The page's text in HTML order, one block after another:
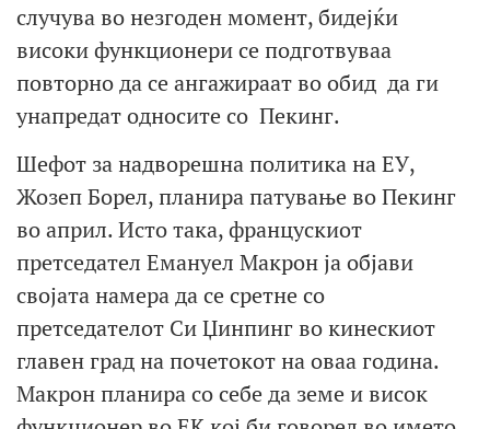
случува во незгоден момент, бидејќи
високи функционери се подготвуваа
повторно да се ангажираат во обид да ги
унапредат односите со Пекинг.
Шефот за надворешна политика на ЕУ,
Жозеп Борел, планира патување во Пекинг
во април. Исто така, францускиот
претседател Емануел Макрон ја објави
својата намера да се сретне со
претседателот Си Џинпинг во кинескиот
главен град на почетокот на оваа година.
Макрон планира со себе да земе и висок